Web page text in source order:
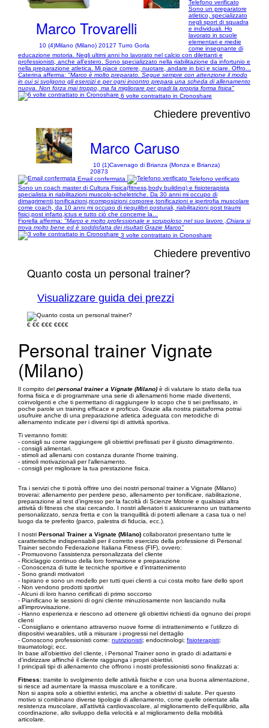
Marco Trovarelli
10 (4)Milano (Milano) 20127 Turro Gorla
Telefono verificato
Sono un preparatore
atletico, specializzato
negli sport di squadra
e individuali. Ho
lavorato in scuole
elementari e medie
come insegnante di
educazione motoria. Negli ultimi anni ho lavorato nel calcio con dilettanti e
professionisti, anche all'estero. Sono specializzato nella riabilitazione da infortunio e
nella preparazione atletica. Mi piace correre, nuotare, andare in bici e sciare. Offro...
Caterina afferma: "Marco è molto preparato. Segue sempre con attenzione il modo
in cui si svolgono gli esercizi e per ogni incontro prepara una scheda di allenamento
nuova. Non forza mai troppo, ma fa migliorare per gradi la propria forma fisica"
6 volte contrattato in Cronoshare
Chiedere preventivo
Marco Caruso
10 (1)Cavenago di Brianza (Monza e Brianza)
20873
Email confermata
Telefono verificato
Sono un coach master di Cultura Fisica(fitness,body building) e fisioterapista
specialista in riabilitazioni muscolo-scheletriche. Da 30 anni mi occupo di
dimagrimenti,tonificazioni,ricomposizioni corporee,tonificazioni e ipertrofia muscolare
come coach, da 10 anni mi occupo di riequilibri posturali, riabilitazioni post traumi
fisici,post infarto,ictus e tutto ciò che concerne la...
Fiorella afferma: "Marco e molto professionale e scrupoloso nel suo lavoro ,Chiara si
trova molto bene ed è soddisfatta dei risultati Grazie Marco"
3 volte contrattato in Cronoshare
Chiedere preventivo
Quanto costa un personal trainer?
Visualizzare guida dei prezzi
€ €€ €€€ €€€€
Personal trainer Vignate
(Milano)
Il compito del personal trainer a Vignate (Milano) è di valutare lo stato della tua
forma fisica e di programmare una serie di allenamenti home made divertenti,
coinvolgenti e che ti permettano di raggiungere lo scopo che ti sei prefissato, in
poche parole un training efficace e proficuo. Grazie alla nostra piattaforma potrai
usufruire anche di una preparazione atletica adeguata con metodiche di
allenamento indicate per i diversi tipi di attività sportiva.
Ti verranno forniti:
- consigli su come raggiungere gli obiettivi prefissati per il giusto dimagrimento.
- consigli alimentari.
- stimoli ad allenarsi con costanza durante l'home training.
- stimoli motivazionali per l'allenamento.
- consigli per migliorare la tua prestazione fisica.
Tra i servizi che ti potrà offrire uno dei nostri personal trainer a Vignate (Milano)
troverai: allenamento per perdere peso, allenamento per tonificare, riabilitazione,
preparazione al test d’ingresso per la facoltà di Scienze Motorie e qualsiasi altra
attività di fitness che stai cercando. I nostri allenatori ti assicureranno un trattamento
personalizzato, senza fretta e con la tranquillità di poterti allenare a casa tua o nel
luogo da te preferito (parco, palestra di fiducia, ecc.).
I nostri Personal Trainer a Vignate (Milano) collaboratori presentano tutte le
caratteristiche indispensabili per il corretto esercizio della professione di Personal
Trainer secondo Federazione Italiana Fitness (FIF), ovvero:
- Promuovono l’assistenza personalizzata del cliente
- Riciclaggio continuo della loro formazione e preparazione
- Conoscenza di tutte le tecniche sportive e d'intrattenimento
- Sono grandi motivatori
- Ispirano e sono un modello per tutti quei clienti a cui costa molto fare dello sport
- Non vendono prodotti sportivi
- Alcuni di loro hanno certificati di primo soccorso
- Pianificano le sessioni di ogni cliente minuziosamente non lasciando nulla
all’improvvisazione.
- Hanno esperienza e riescono ad ottenere gli obiettivi richiesti da ognuno dei propri
clienti
- Consigliano e orientano attraverso nuove forme di intrattenimento e l’utilizzo di
dispositivi wearables, utili a misurare i progressi nel dettaglio
- Conoscono professionisti come: nutrizionisti; endocrinologi; fisioterapisti;
traumatologi; ecc.
In base all’obiettivo del cliente, i Personal Trainer sono in grado di adattarsi e
d'indirizzare affinché il cliente raggiunga i propri obiettivi.
I principali tipi di allenamento che offrono i nostri professionisti sono finalizzati a:
Fitness: tramite lo svolgimento delle attività fisiche e con una buona alimentazione,
si riesce ad aumentare la massa muscolare e a tonificare.
Non si aspira solo a obiettivi estetici, ma anche a obiettivi di salute. Per questo
motivo si combinano diverse tipologie di allenamento, come quelle orientate alla
resistenza muscolare, all'attività cardiovascolare, al miglioramento dell'equilibrio, alla
coordinazione, allo sviluppo della velocità e al miglioramento della mobilità
articolare.